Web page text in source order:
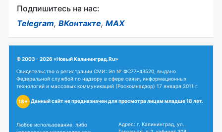
Подпишитесь на нас:
Telegram, ВКонтакте, MAX
© 2003 - 2026 «Новый Калининград.Ru»
Свидетельство о регистрации СМИ: Эл № ФС77-43520, выдано
Федеральной службой по надзору в сфере связи, информационных
технологий и массовых коммуникаций (Роскомнадзор) 17 января 2011 г.
18+ Данный сайт не предназначен для просмотра лицам младше 18 лет.
Любое использование, либо
Адрес: г. Калининград, ул.